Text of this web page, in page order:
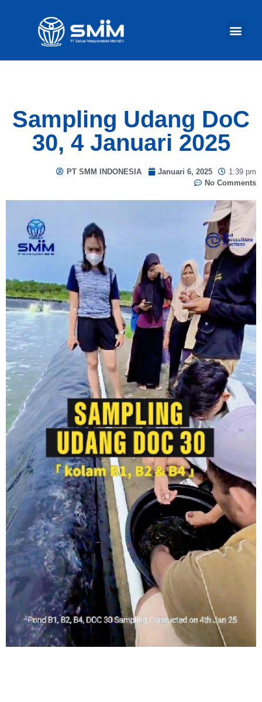
Sampling Udang DoC
30, 4 Januari 2025
PT SMM INDONESIA Januari 6, 2025
1:39 pm
No Comments